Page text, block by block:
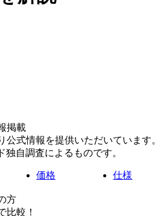
掲載
公式情報を提供いただいています。
自調査によるものです。
価格 仕様
方
比較！